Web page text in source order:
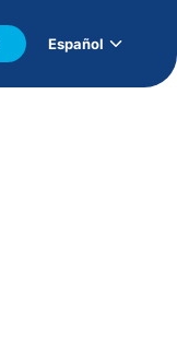
Español